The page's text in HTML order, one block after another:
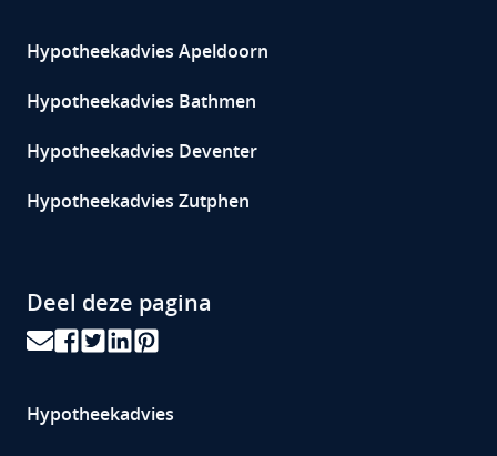
Hypotheekadvies Apeldoorn
Hypotheekadvies Bathmen
Hypotheekadvies Deventer
Hypotheekadvies Zutphen
Deel deze pagina
Hypotheekadvies